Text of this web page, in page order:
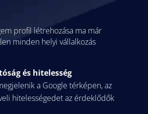
profil létrehozása ma már
minden helyi vállalkozás
és hitelesség
a Google térképen, az
hitelességedet az érdeklődők